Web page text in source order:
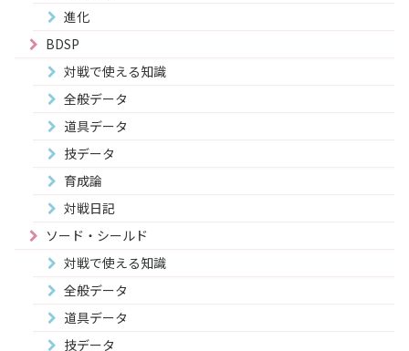
進化
BDSP
対戦で使える知識
全般データ
道具データ
技データ
育成論
対戦日記
ソード・シールド
対戦で使える知識
全般データ
道具データ
技データ